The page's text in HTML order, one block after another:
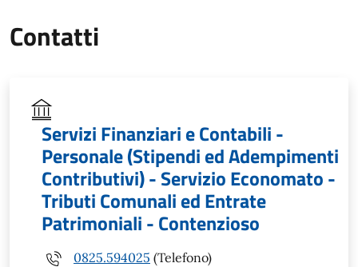
Contatti
Servizi Finanziari e Contabili -
Personale (Stipendi ed Adempimenti
Contributivi) - Servizio Economato -
Tributi Comunali ed Entrate
Patrimoniali - Contenzioso
0825.594025 (Telefono)